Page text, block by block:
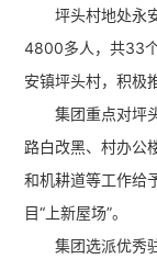
坪头村地处永安
4800多人，共33
安镇坪头村，积极
集团重点对坪头
路白改黑、村办公
和机耕道等工作给
目“上新屋场”。
集团选派优秀驻